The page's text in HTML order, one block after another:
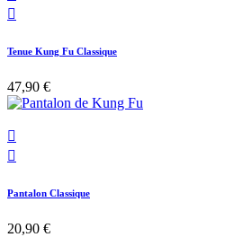

Tenue Kung Fu Classique
47,90 €


Pantalon Classique
20,90 €